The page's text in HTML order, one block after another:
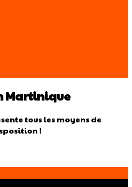
Martinique
tous les moyens de
!